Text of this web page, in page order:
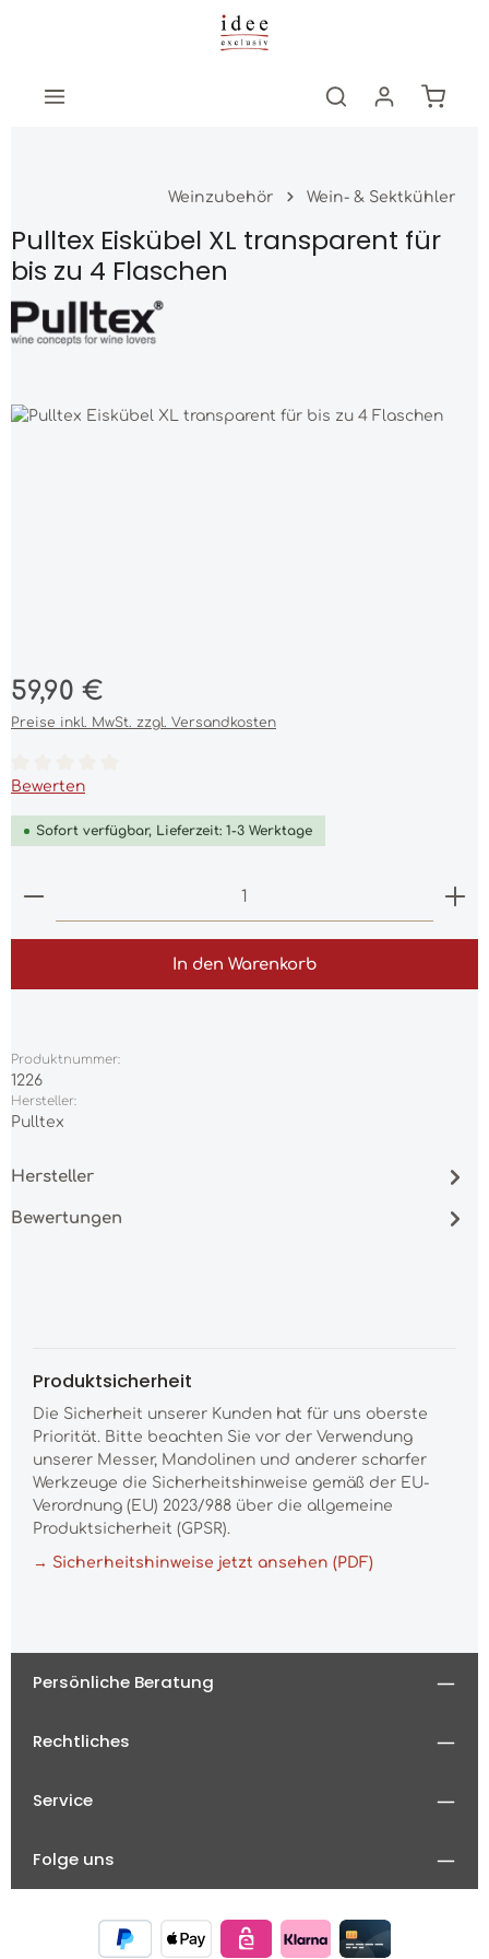
Zum Hauptinhalt springen
Weinzubehör Wein- & Sektkühler
Pulltex Eiskübel XL transparent für
bis zu 4 Flaschen
Bildergalerie überspringen
Regulärer Preis:
59,90 €
Preise inkl. MwSt. zzgl. Versandkosten
Durchschnittliche Bewertung von 0 von 5 Sternen
Bewerten
Sofort verfügbar, Lieferzeit: 1-3 Werktage
Produkt Anzahl: Gib den gewünschten Wert
In den Warenkorb
Produktnummer:
1226
Hersteller:
Pulltex
Hersteller
Bewertungen
Produktsicherheit
Die Sicherheit unserer Kunden hat für uns oberste
Priorität. Bitte beachten Sie vor der Verwendung
unserer Messer, Mandolinen und anderer scharfer
Werkzeuge die Sicherheitshinweise gemäß der EU-
Verordnung (EU) 2023/988 über die allgemeine
Produktsicherheit (GPSR).
→ Sicherheitshinweise jetzt ansehen (PDF)
Persönliche Beratung
Rechtliches
Service
Folge uns